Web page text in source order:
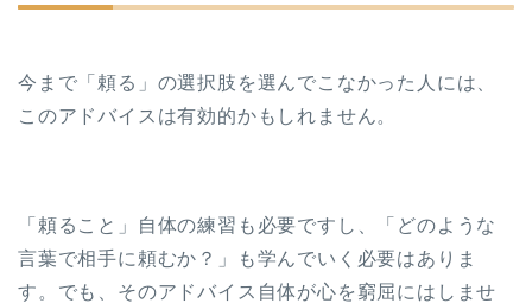
今まで「頼る」の選択肢を選んでこなかった人には、
このアドバイスは有効的かもしれません。
「頼ること」自体の練習も必要ですし、「どのような
言葉で相手に頼むか？」も学んでいく必要はありま
す。でも、そのアドバイス自体が心を窮屈にはしませ